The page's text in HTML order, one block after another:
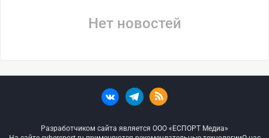
Нет новостей
Разработчиком сайта является ООО «ЕСПОРТ Медиа»